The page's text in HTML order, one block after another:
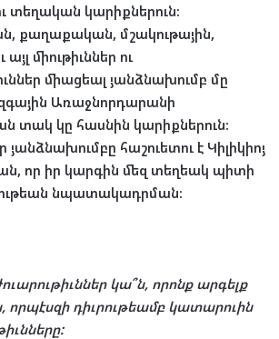
տեղական կարիքներուն:
, քաղաքական, մշակութային,
այլ միութիւններ ու
միացեալ յանձնախումբ մը
Առաջնորդարանի
տակ կը հասնին կարիքներուն:
յանձնախումբը հաշուետու է Կիլիկիոյ
, որ իր կարգին մեզ տեղեակ պիտի
նպատակադրման:
կա՞ն, որոնք արգելք
, որպէսզի դիւրութեամբ կատարուին
: